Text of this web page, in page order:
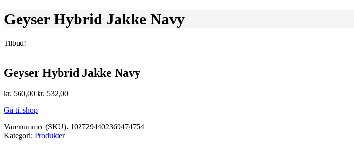
Geyser Hybrid Jakke Navy
Tilbud!
Geyser Hybrid Jakke Navy
kr.560,00 Den
pris
kr. 560,00.
kr. 532,00Den
kr. 532,00.
Gå til shop
Varenummer (SKU): 1027294402369474754
Kategori: Produkter